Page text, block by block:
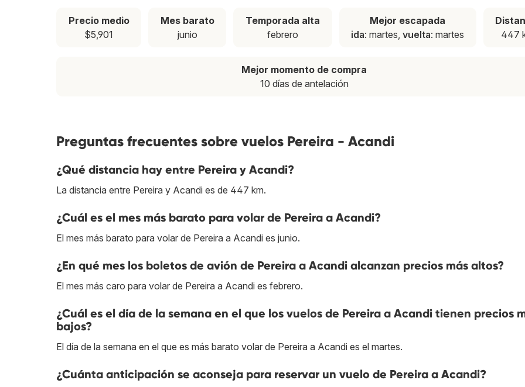
Precio medio
$5,901
Mes barato
junio
Temporada alta
febrero
Mejor escapada
ida: martes,vuelta: martes
447
Mejor momento de compra
10 días de antelación
Preguntas frecuentes sobre vuelos Pereira - Acandi
¿Qué distancia hay entre Pereira y Acandi?
La distancia entre Pereira y Acandi es de 447 km.
¿Cuál es el mes más barato para volar de Pereira a Acandi?
El mes más barato para volar de Pereira a Acandi es junio.
¿En qué mes los boletos de avión de Pereira a Acandi alcanzan precios más altos?
El mes más caro para volar de Pereira a Acandi es febrero.
¿Cuál es el día de la semana en el que los vuelos de Pereira a Acandi tienen precios
bajos?
El día de la semana en el que es más barato volar de Pereira a Acandi es el martes.
¿Cuánta anticipación se aconseja para reservar un vuelo de Pereira a Acandi?